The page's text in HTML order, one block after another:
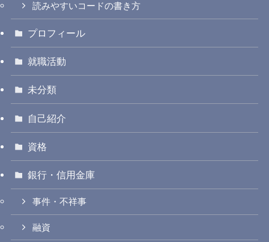
読みやすいコードの書き方
プロフィール
就職活動
未分類
自己紹介
資格
銀行・信用金庫
事件・不祥事
融資